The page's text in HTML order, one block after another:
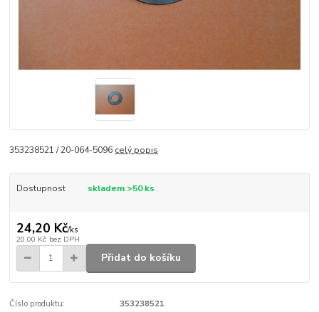
353238521 / 20-064-5096 celý popis
Dostupnost skladem >50 ks
24,20 Kč/ks
20,00 Kč bez DPH
Přidat do košíku
Číslo produktu: 353238521